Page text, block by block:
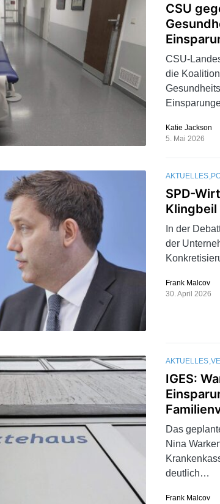
CSU
CSU-
die
Katie Jackson
5. Mai 2026
AKTUELLES
SPD-
Klingbeil
In der
der
Frank Malcov
30. April 2026
AKTUELLES
IGES:
Das
Nina
deutlich…
Frank Malcov